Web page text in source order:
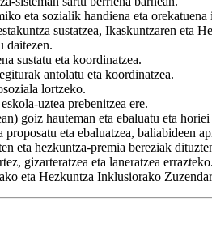
eta sozialik handiena eta
sustatzea, Ikaskuntzaren eta
daitezen.
sustatu eta koordinatzea.
antolatu eta koordinatzea.
lortzeko.
uztea prebenitzea ere.
goiz hauteman eta ebaluatu eta
eta ebaluatzea, baliabideen
eta hezkuntza-premia bereziak
gizarteratzea eta laneratzea errazteko.
eta Hezkuntza Inklusiorako